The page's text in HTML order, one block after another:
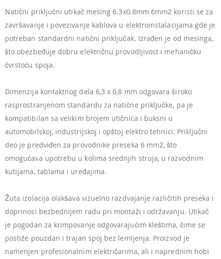
Natični priključni utikač mesing 6.3x0.8mm 6mm2 koristi se za
završavanje i povezivanje kablova u elektroinstalacijama gde je
potreban standardni natični priključak. Izrađen je od mesinga,
što obezbeđuje dobru električnu provodljivost i mehaničku
čvrstoću spoja.
Dimenzija kontaktnog dela 6,3 x 0,8 mm odgovara široko
rasprostranjenom standardu za natične priključke, pa je
kompatibilan sa velikim brojem utičnica i buksni u
automobilskoj, industrijskoj i opštoj elektro tehnici. Priključni
deo je predviđen za provodnike preseka 6 mm2, što
omogućava upotrebu u kolima srednjih struja, u razvodnim
kutijama, tablama i uređajima.
Žuta izolacija olakšava vizuelno razdvajanje različitih preseka i
doprinosi bezbednijem radu pri montaži i održavanju. Utikač
je pogodan za krimpovanje odgovarajućim kleštima, čime se
postiže pouzdan i trajan spoj bez lemljenja. Proizvod je
namenjen profesionalnim električarima, ali i naprednim hobi